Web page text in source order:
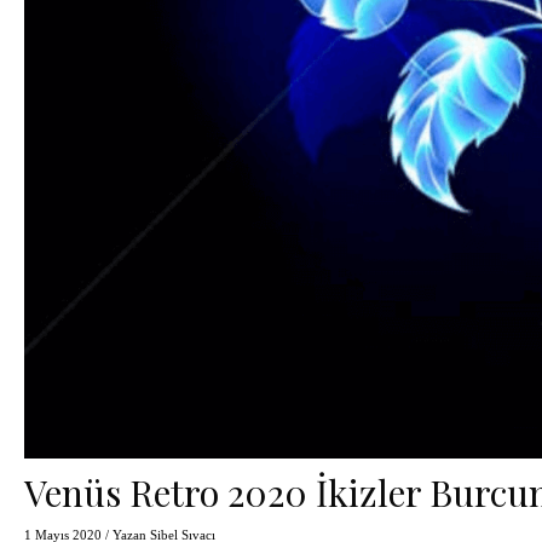
Venüs Retro 2020 İkizler
1 Mayıs 2020 / Yazan Sibel Sıvacı